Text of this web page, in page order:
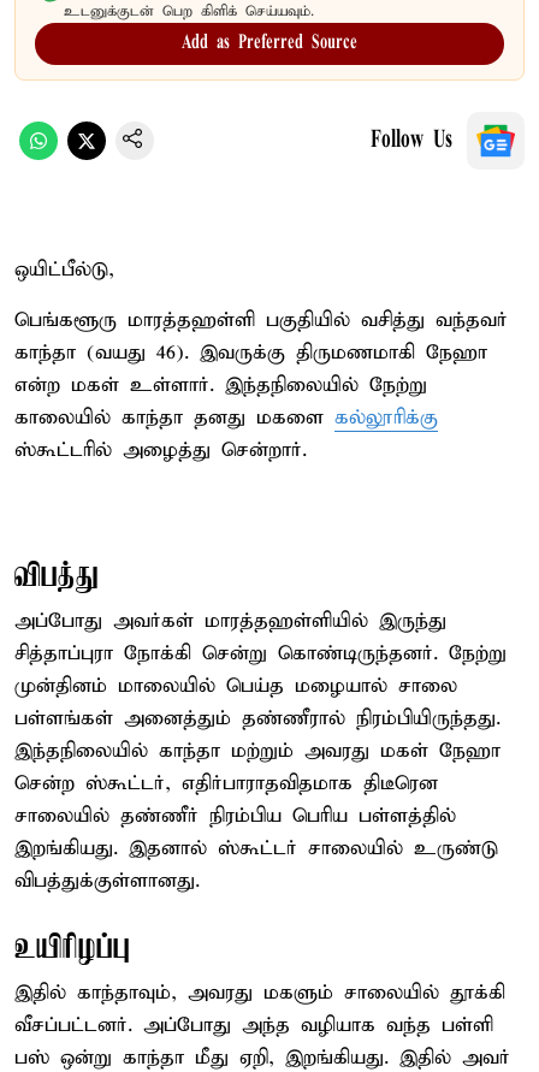
உடனுக்குடன் பெற கிளிக் செய்யவும்.
Add as Preferred Source
Follow Us
ஒயிட்பீல்டு,
பெங்களூரு மாரத்தஹள்ளி பகுதியில் வசித்து வந்தவர்
காந்தா (வயது 46). இவருக்கு திருமணமாகி நேஹா
என்ற மகள் உள்ளார். இந்தநிலையில் நேற்று
காலையில் காந்தா தனது மகளை கல்லூரிக்கு
ஸ்கூட்டரில் அழைத்து சென்றார்.
விபத்து
அப்போது அவர்கள் மாரத்தஹள்ளியில் இருந்து
சித்தாப்புரா நோக்கி சென்று கொண்டிருந்தனர். நேற்று
முன்தினம் மாலையில் பெய்த மழையால் சாலை
பள்ளங்கள் அனைத்தும் தண்ணீரால் நிரம்பியிருந்தது.
இந்தநிலையில் காந்தா மற்றும் அவரது மகள் நேஹா
சென்ற ஸ்கூட்டர், எதிர்பாராதவிதமாக திடீரென
சாலையில் தண்ணீர் நிரம்பிய பெரிய பள்ளத்தில்
இறங்கியது. இதனால் ஸ்கூட்டர் சாலையில் உருண்டு
விபத்துக்குள்ளானது.
உயிரிழப்பு
இதில் காந்தாவும், அவரது மகளும் சாலையில் தூக்கி
வீசப்பட்டனர். அப்போது அந்த வழியாக வந்த பள்ளி
பஸ் ஒன்று காந்தா மீது ஏறி, இறங்கியது. இதில் அவர்